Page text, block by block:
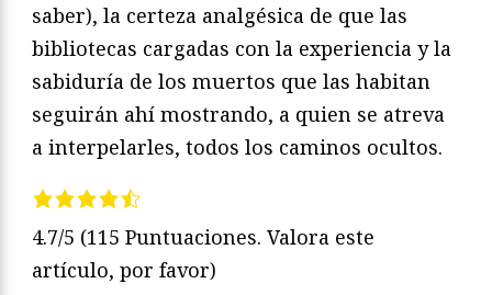
saber), la certeza analgésica de que las
bibliotecas cargadas con la experiencia y la
sabiduría de los muertos que las habitan
seguirán ahí mostrando, a quien se atreva
a interpelarles, todos los caminos ocultos.
4.7/5 (115 Puntuaciones. Valora este
artículo, por favor)